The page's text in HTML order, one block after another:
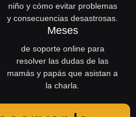
niño y cómo evitar problemas
y consecuencias desastrosas.
Meses
de soporte online para
resolver las dudas de las
mamás y papás que asistan a
la charla.